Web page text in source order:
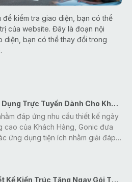
kiểm tra giao diện, bạn có thể
của website. Đây là đoạn nội
diện, bạn có thể thay đổi trong
Ứng Dụng Trực Tuyến Dành Cho Khách Hàng
đáp ứng nhu cầu thiết kế ngày
cao của Khách Hàng, Gonic đưa
ứng dụng tiện ích nhằm giải đáp
Thiết Kế Kiến Trúc Tặng Ngay Gói Thiết Kế Nội Thất